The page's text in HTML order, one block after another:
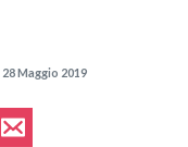
28 Maggio 2019